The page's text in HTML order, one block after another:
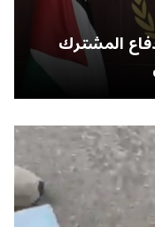
المشترك